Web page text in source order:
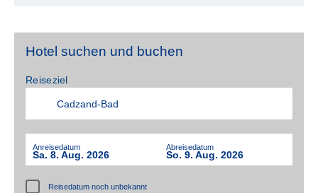
Hotel suchen und buchen
Reiseziel
Anreisedatum
Sa. 8. Aug. 2026
Abreisedatum
So. 9. Aug. 2026
Reisedatum noch unbekannt